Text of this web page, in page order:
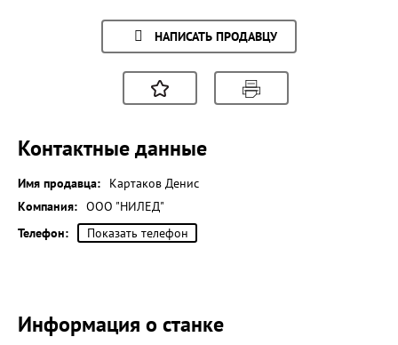
НАПИСАТЬ ПРОДАВЦУ
Контактные данные
Имя продавца:
Картаков Денис
Компания: ООО "НИЛЕД"
Телефон:
Показать телефон
Информация о станке